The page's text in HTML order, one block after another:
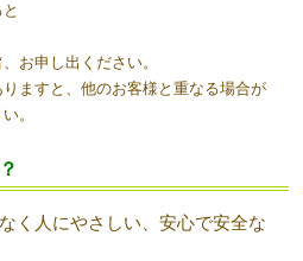
お申し出ください。
ますと、他のお客様と重なる場合が
。
く人にやさしい、安心で安全な